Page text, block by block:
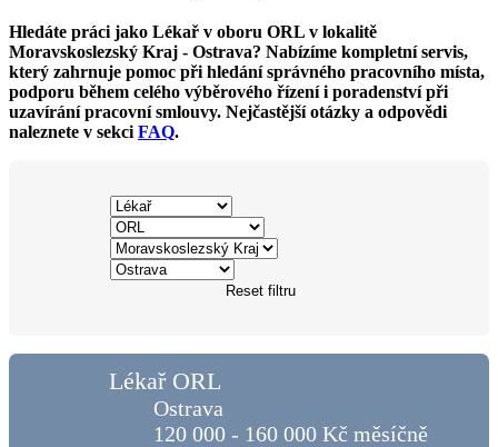
Hledáte práci jako Lékař v oboru ORL v lokalitě
Moravskoslezský Kraj - Ostrava? Nabízíme kompletní servis,
který zahrnuje pomoc při hledání správného pracovního místa,
podporu během celého výběrového řízení i poradenství při
uzavírání pracovní smlouvy. Nejčastější otázky a odpovědi
naleznete v sekci FAQ.
Reset filtru
Lékař ORL
Ostrava
120 000 - 160 000 Kč měsíčně